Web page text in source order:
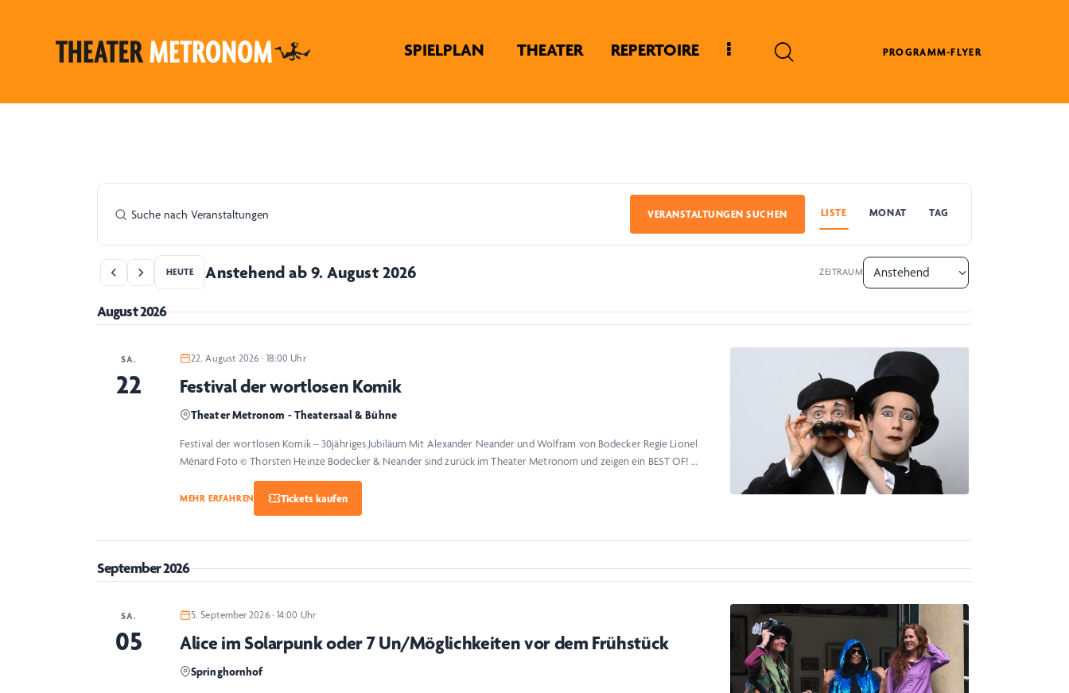
SPIELPLAN THEATER REPERTOIRE PROGRAMM-FLYER
VERANSTALTUNGEN SUCHEN LISTE MONAT TAG
HEUTE Anstehend ab 9. August 2026 ZEITRAUM
August 2026
SA.
22
22. August 2026 · 18:00 Uhr
Festival der wortlosen Komik
Theater Metronom - Theatersaal & Bühne
Festival der wortlosen Komik – 30jähriges Jubiläum Mit Alexander Neander und Wolfram von Bodecker Regie Lionel
Ménard Foto © Thorsten Heinze Bodecker & Neander sind zurück im Theater Metronom und zeigen ein BEST OF! …
MEHR ERFAHREN
September 2026
SA.
05
5. September 2026 · 14:00 Uhr
Alice im Solarpunk oder 7 Un/Möglichkeiten vor dem Frühstück
Springhornhof